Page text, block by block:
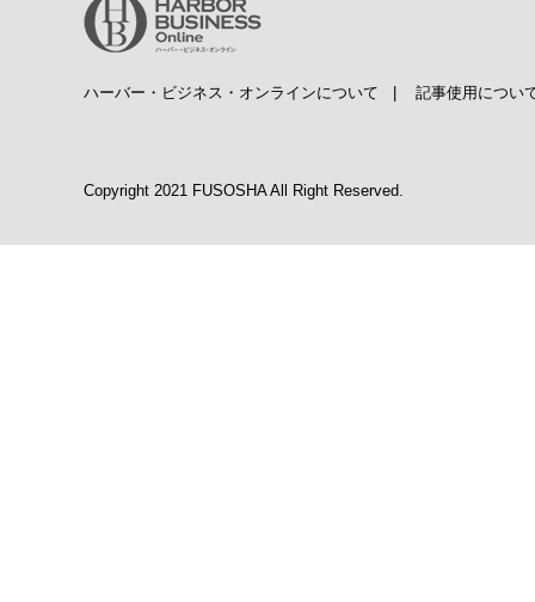
ハーバー・ビジネス・オンラインについて 記事使用につい
Copyright 2021 FUSOSHA All Right Reserved.